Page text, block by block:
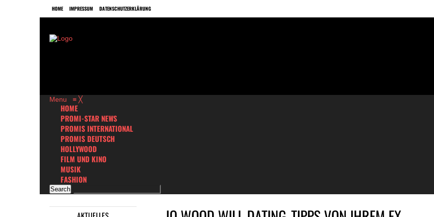
HOME IMPRESSUM DATENSCHUTZERKLÄRUNG
Menu ≡ ╳
HOME
PROMI-STAR NEWS
PROMIS INTERNATIONAL
PROMIS DEUTSCH
HOLLYWOOD
FILM UND KINO
MUSIK
FASHION